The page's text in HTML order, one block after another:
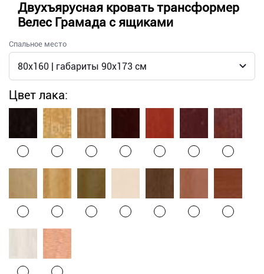
Двухъярусная кровать трансформер
Велес Грамада с ящиками
Спальное место
Цвет лака: